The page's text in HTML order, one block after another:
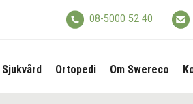
08-5000 52 40
Sjukvård Ortopedi Om Swereco